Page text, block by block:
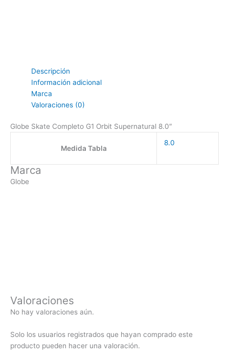
Descripción
Información adicional
Marca
Valoraciones (0)
Globe Skate Completo G1 Orbit Supernatural 8.0″
Medida Tabla
8.0
Marca
Globe
Valoraciones
No hay valoraciones aún.
Solo los usuarios registrados que hayan comprado este
producto pueden hacer una valoración.